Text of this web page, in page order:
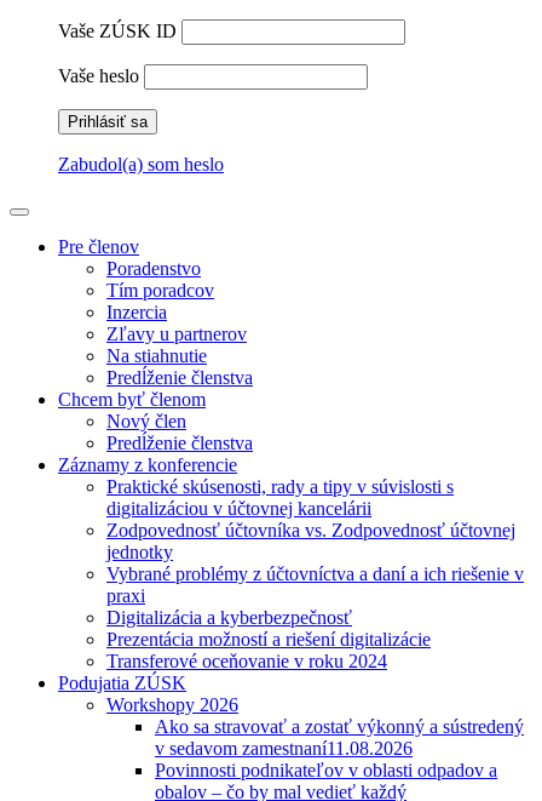
Vaše ZÚSK ID
Vaše heslo
Zabudol(a) som heslo
Pre členov
Poradenstvo
Tím poradcov
Inzercia
Zľavy u partnerov
Na stiahnutie
Predĺženie členstva
Chcem byť členom
Nový člen
Predĺženie členstva
Záznamy z konferencie
Praktické skúsenosti, rady a tipy v súvislosti s
digitalizáciou v účtovnej kancelárii
Zodpovednosť účtovníka vs. Zodpovednosť účtovnej
jednotky
Vybrané problémy z účtovníctva a daní a ich riešenie v
praxi
Digitalizácia a kyberbezpečnosť
Prezentácia možností a riešení digitalizácie
Transferové oceňovanie v roku 2024
Podujatia ZÚSK
Workshopy 2026
Ako sa stravovať a zostať výkonný a sústredený
v sedavom zamestnaní11.08.2026
Povinnosti podnikateľov v oblasti odpadov a
obalov – čo by mal vedieť každý